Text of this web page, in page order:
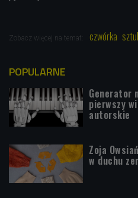
Zobacz więcej na temat: czwórka
POPULARNE
Generator
pierwszy
autorskie
Zoja
w duchu